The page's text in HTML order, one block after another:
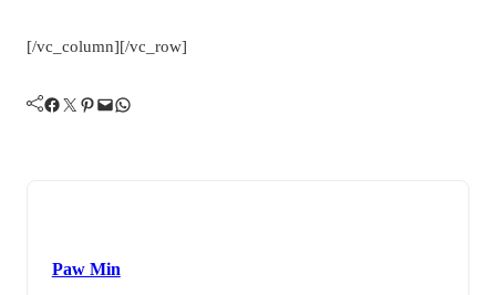
[/vc_column][/vc_row]
Facebook Twitter Pinterest Mail WhatsApp
Paw Min